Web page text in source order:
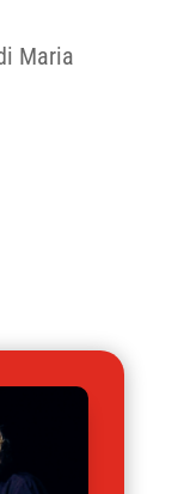
Maria